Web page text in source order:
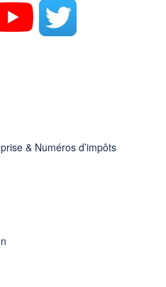
& Numéros d’impôts